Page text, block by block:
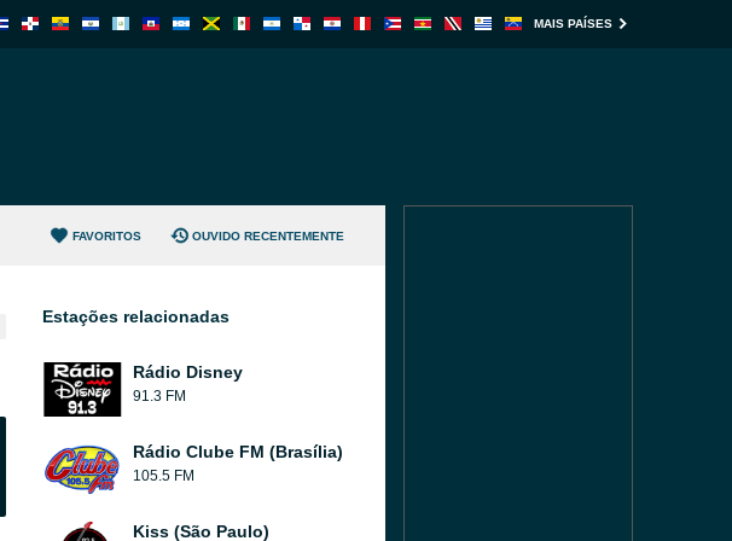
MAIS PAÍSES
FAVORITOS OUVIDO RECENTEMENTE
Estações relacionadas
Rádio Disney
91.3 FM
Rádio Clube FM (Brasília)
105.5 FM
Kiss (São Paulo)